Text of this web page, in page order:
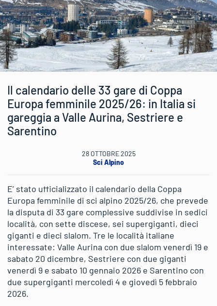
Il calendario delle 33 gare di Coppa
Europa femminile 2025/26: in Italia si
gareggia a Valle Aurina, Sestriere e
Sarentino
28 OTTOBRE 2025
Sci Alpino
E’ stato ufficializzato il calendario della Coppa
Europa femminile di sci alpino 2025/26, che prevede
la disputa di 33 gare complessive suddivise in sedici
località, con sette discese, sei supergiganti, dieci
giganti e dieci slalom. Tre le località italiane
interessate: Valle Aurina con due slalom venerdì 19 e
sabato 20 dicembre, Sestriere con due giganti
venerdì 9 e sabato 10 gennaio 2026 e Sarentino con
due supergiganti mercoledì 4 e giovedì 5 febbraio
2026.